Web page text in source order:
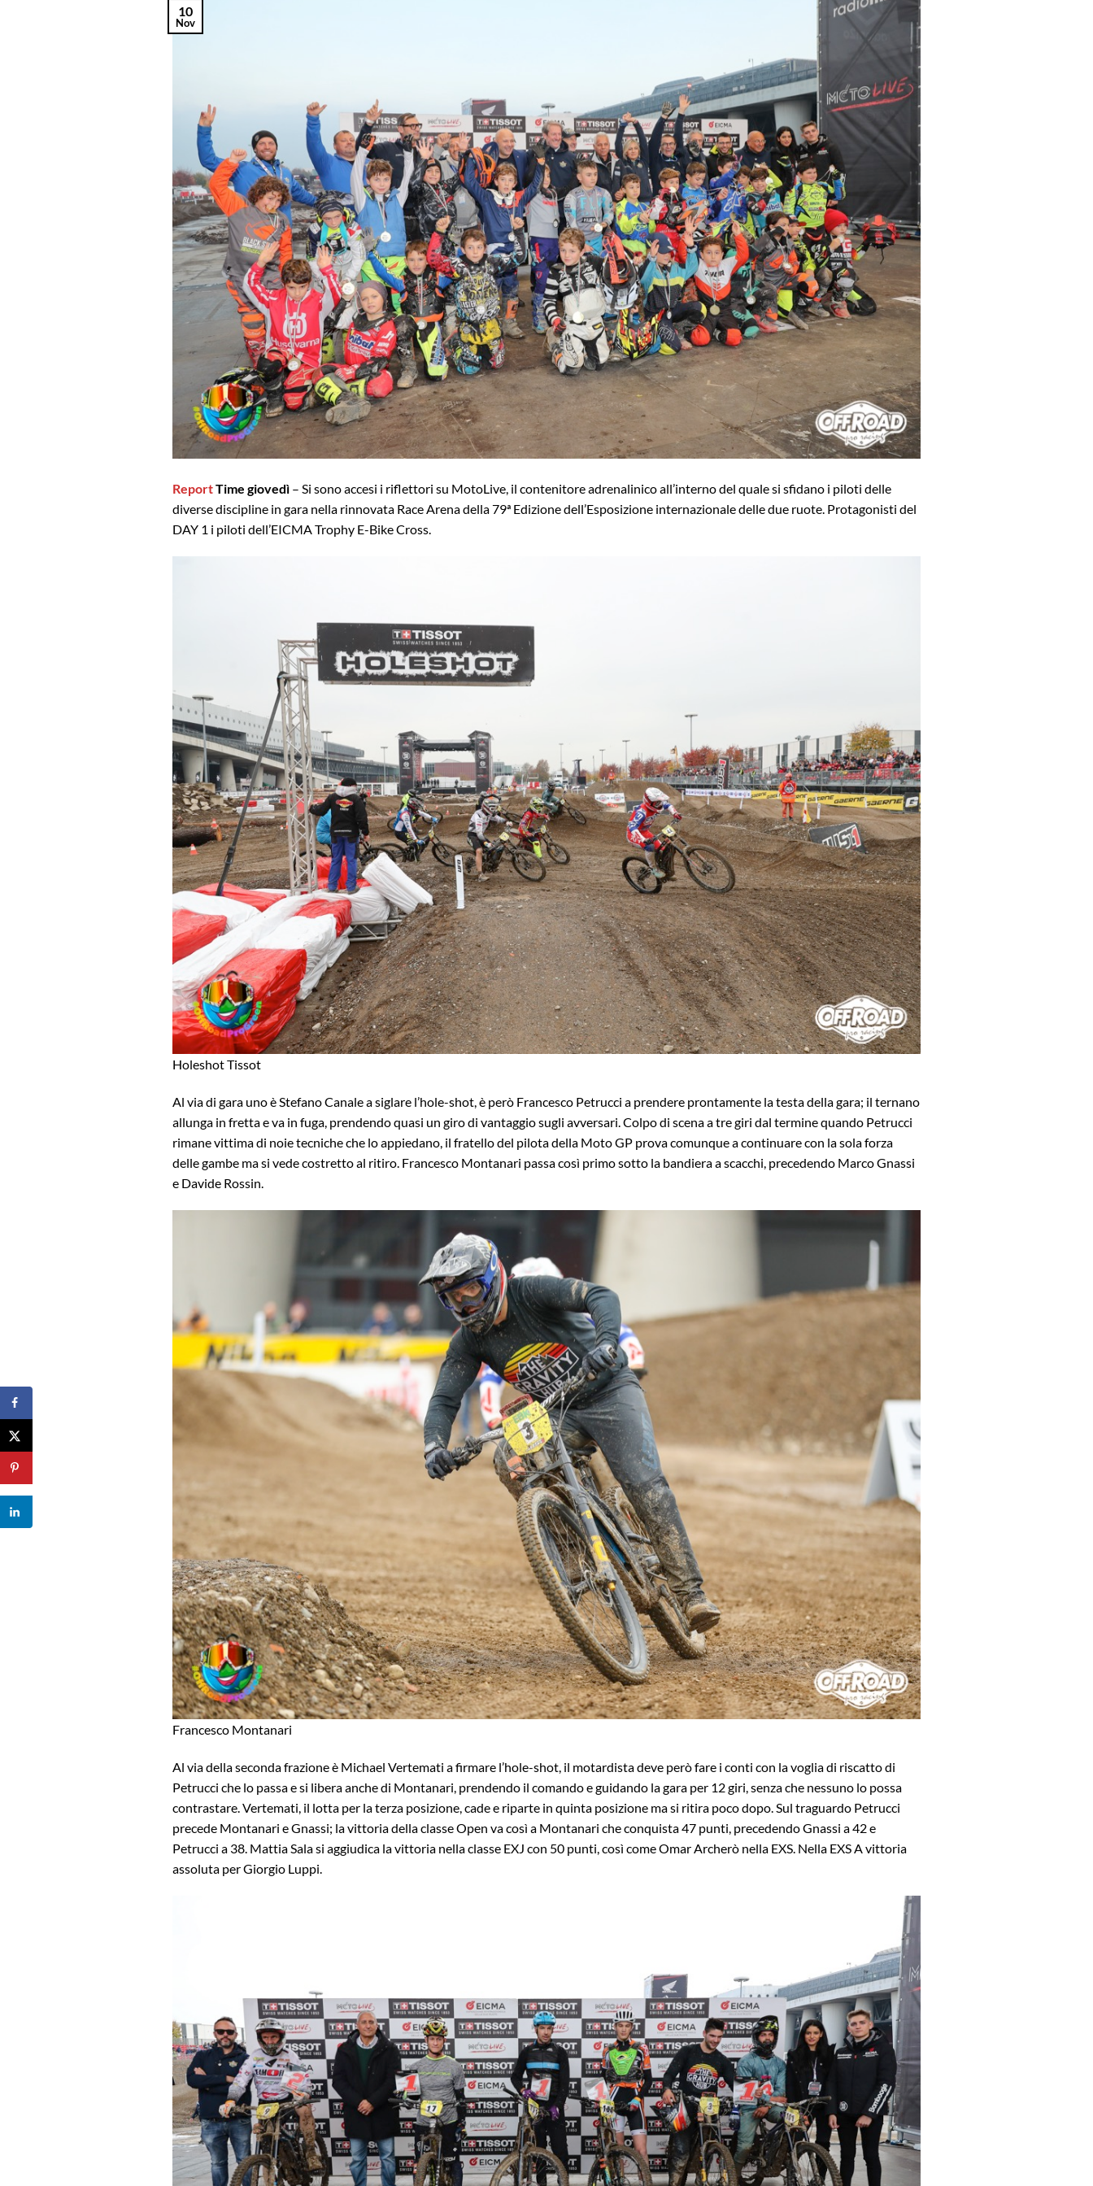
10
Nov
ReportTime giovedì – Si sono accesi i riflettori su MotoLive, il contenitore adrenalinico all’interno del quale si sfidano i piloti delle
diverse discipline in gara nella rinnovata Race Arena della 79ª Edizione dell’Esposizione internazionale delle due ruote. Protagonisti del
DAY 1 i piloti dell’EICMA Trophy E-Bike Cross.
Holeshot Tissot
Al via di gara uno è Stefano Canale a siglare l’hole-shot, è però Francesco Petrucci a prendere prontamente la testa della gara; il ternano
allunga in fretta e va in fuga, prendendo quasi un giro di vantaggio sugli avversari. Colpo di scena a tre giri dal termine quando Petrucci
rimane vittima di noie tecniche che lo appiedano, il fratello del pilota della Moto GP prova comunque a continuare con la sola forza
delle gambe ma si vede costretto al ritiro. Francesco Montanari passa così primo sotto la bandiera a scacchi, precedendo Marco Gnassi
e Davide Rossin.
Francesco Montanari
Al via della seconda frazione è Michael Vertemati a firmare l’hole-shot, il motardista deve però fare i conti con la voglia di riscatto di
Petrucci che lo passa e si libera anche di Montanari, prendendo il comando e guidando la gara per 12 giri, senza che nessuno lo possa
contrastare. Vertemati, il lotta per la terza posizione, cade e riparte in quinta posizione ma si ritira poco dopo. Sul traguardo Petrucci
precede Montanari e Gnassi; la vittoria della classe Open va così a Montanari che conquista 47 punti, precedendo Gnassi a 42 e
Petrucci a 38. Mattia Sala si aggiudica la vittoria nella classe EXJ con 50 punti, così come Omar Archerò nella EXS. Nella EXS A vittoria
assoluta per Giorgio Luppi.